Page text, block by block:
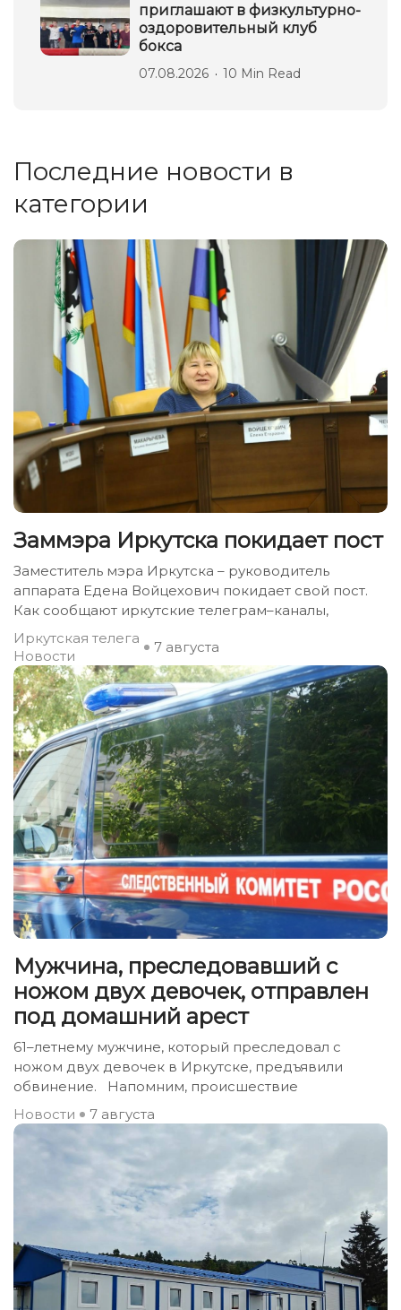
приглашают в физкультурно-
оздоровительный клуб
бокса
07.08.2026 10 Min Read
Последние новости в
категории
Заммэра Иркутска покидает пост
Заместитель мэра Иркутска – руководитель
аппарата Едена Войцехович покидает свой пост.
Как сообщают иркутские телеграм–каналы,
Иркутская телега
Новости
7 августа
Мужчина, преследовавший с
ножом двух девочек, отправлен
под домашний арест
61–летнему мужчине, который преследовал с
ножом двух девочек в Иркутске, предъявили
обвинение. Напомним, происшествие
Новости
7 августа